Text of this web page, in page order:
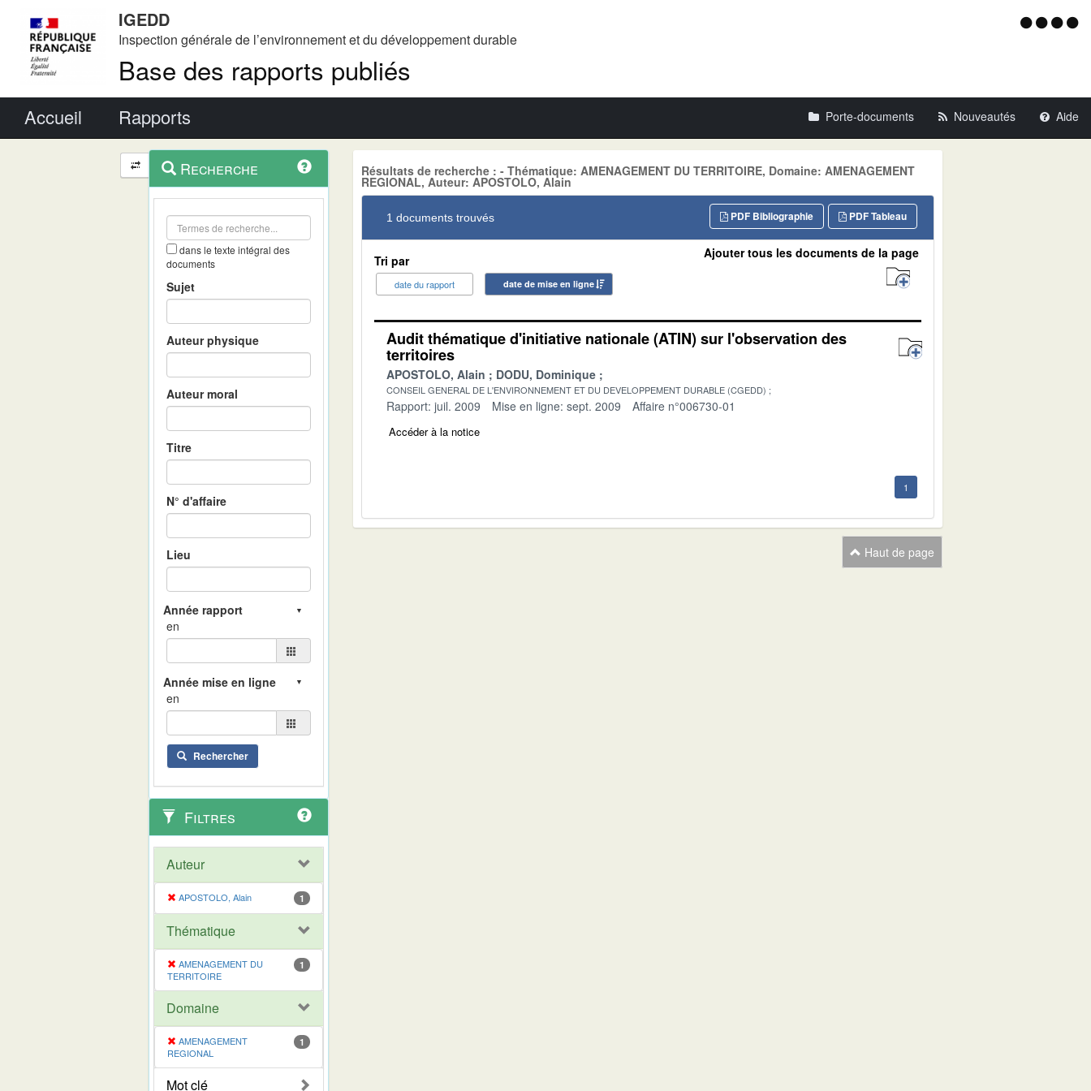
IGEDD
Inspection générale de l’environnement et du développement durable
Base des rapports publiés
Menu
Accueil Rapports Porte-documents Nouveautés Aide
Navigation
et
outils
contextuel
Recherche
dans le texte intégral des
documents
Sujet
Auteur physique
Auteur moral
Titre
N° d'affaire
Lieu
en
en
Rechercher
Filtres
Auteur
APOSTOLO, Alain 1
Thématique
AMENAGEMENT DU
TERRITOIRE
1
Domaine
AMENAGEMENT
REGIONAL
1
Mot clé
Résultats de recherche : - Thématique: AMENAGEMENT DU TERRITOIRE, Domaine: AMENAGEMENT
REGIONAL, Auteur: APOSTOLO, Alain
1 documents trouvés PDF Tableau
PDF Bibliographie
Tri par
date du rapport date de mise en ligne
Ajouter tous les documents de la page
Audit thématique d'initiative nationale (ATIN) sur l'observation des
territoires
APOSTOLO, Alain DODU, Dominique
CONSEIL GENERAL DE L'ENVIRONNEMENT ET DU DEVELOPPEMENT DURABLE (CGEDD)
Rapport: juil. 2009 Mise en ligne: sept. 2009 Affaire n°006730-01
Accéder à la notice
1
Haut de page